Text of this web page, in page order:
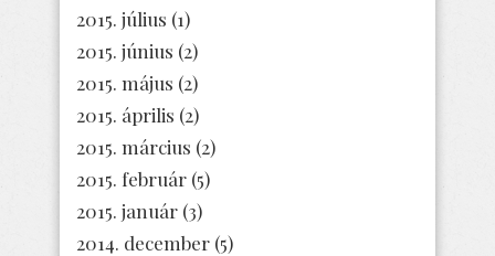
2015. július (1)
2015. június (2)
2015. május (2)
2015. április (2)
2015. március (2)
2015. február (5)
2015. január (3)
2014. december (5)